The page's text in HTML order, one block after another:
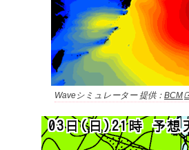
Waveシミュレーター 提供： BCM